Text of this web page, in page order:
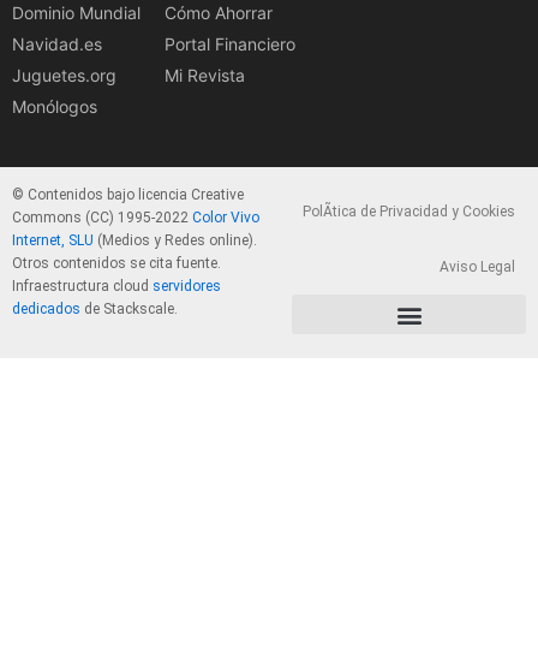
Dominio Mundial
Navidad.es
Juguetes.org
Monólogos
Cómo Ahorrar
Portal Financiero
Mi Revista
© Contenidos bajo licencia Creative
Commons (CC) 1995-2022 Color Vivo
Internet, SLU (Medios y Redes online).
Otros contenidos se cita fuente.
Infraestructura cloud servidores
dedicados de Stackscale.
PolÃ­tica de Privacidad y Cookies
Aviso Legal